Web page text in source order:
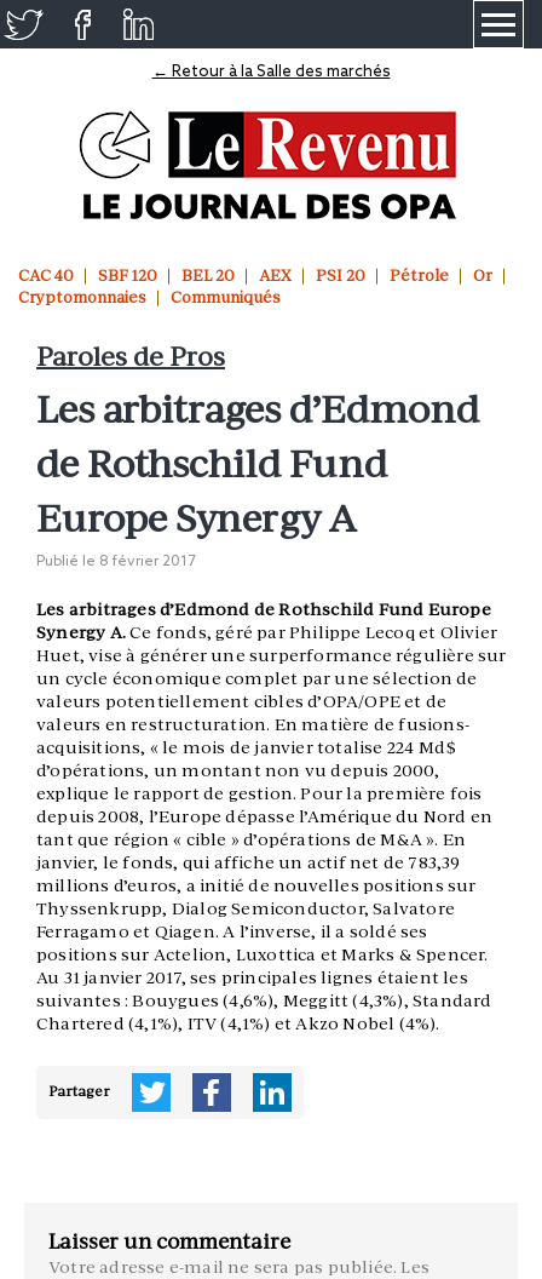
← Retour à la Salle des marchés
CAC 40 SBF 120 BEL 20 AEX PSI 20 Pétrole
Or
Cryptomonnaies
Communiqués
Paroles de Pros
Les arbitrages d’Edmond
de Rothschild Fund
Europe Synergy A
Publié le 8 février 2017
Les arbitrages d’Edmond de Rothschild Fund Europe
Synergy A.Ce fonds, géré par Philippe Lecoq et Olivier
Huet, vise à générer une surperformance régulière sur
un cycle économique complet par une sélection de
valeurs potentiellement cibles d’OPA/OPE et de
valeurs en restructuration. En matière de fusions-
acquisitions, « le mois de janvier totalise 224 Md$
d’opérations, un montant non vu depuis 2000,
explique le rapport de gestion. Pour la première fois
depuis 2008, l’Europe dépasse l’Amérique du Nord en
tant que région « cible » d’opérations de M&A ». En
janvier, le fonds, qui affiche un actif net de 783,39
millions d’euros, a initié de nouvelles positions sur
Thyssenkrupp, Dialog Semiconductor, Salvatore
Ferragamo et Qiagen. A l’inverse, il a soldé ses
positions sur Actelion, Luxottica et Marks & Spencer.
Au 31 janvier 2017, ses principales lignes étaient les
suivantes : Bouygues (4,6%), Meggitt (4,3%), Standard
Chartered (4,1%), ITV (4,1%) et Akzo Nobel (4%).
Partager
Laisser un commentaire
Votre adresse e-mail ne sera pas publiée. Les